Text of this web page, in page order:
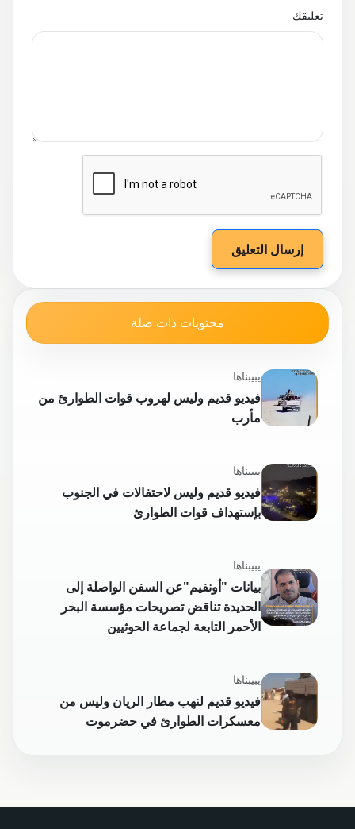
تعليقك
إرسال التعليق
محتويات ذات صلة
يبيبناها
فيديو قديم وليس لهروب قوات الطوارئ من
مأرب
يبيبناها
فيديو قديم وليس لاحتفالات في الجنوب
بإستهداف قوات الطوارئ
يبيبناها
بيانات "أونفيم"عن السفن الواصلة إلى
الحديدة تناقض تصريحات مؤسسة البحر
الأحمر التابعة لجماعة الحوثيين
يبيبناها
فيديو قديم لنهب مطار الريان وليس من
معسكرات الطوارئ في حضرموت